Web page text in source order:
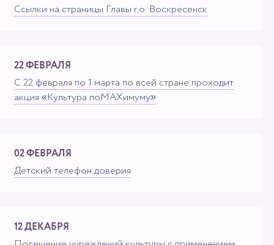
Ссылки на страницы Главы г.о. Воскресенск
22 ФЕВРАЛЯ
С 22 февраля по 1 марта по всей стране проходит
акция «Культура поMAXимуму»
02 ФЕВРАЛЯ
Детский телефон доверия
12 ДЕКАБРЯ